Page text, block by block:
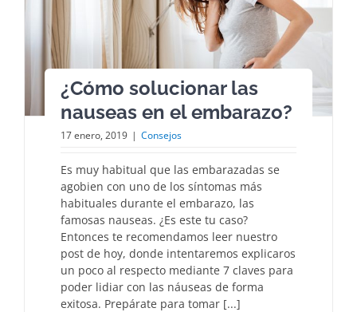
¿Cómo solucionar las
nauseas en el embarazo?
17 enero, 2019 | Consejos
Es muy habitual que las embarazadas se
agobien con uno de los síntomas más
habituales durante el embarazo, las
famosas nauseas. ¿Es este tu caso?
Entonces te recomendamos leer nuestro
post de hoy, donde intentaremos explicaros
un poco al respecto mediante 7 claves para
poder lidiar con las náuseas de forma
exitosa. Prepárate para tomar [...]